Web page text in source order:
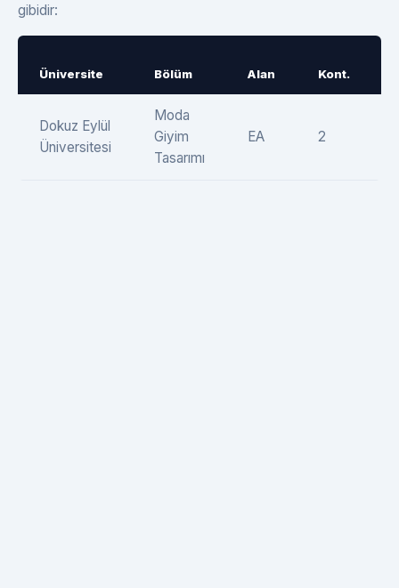
gibidir:
Üniversite Bölüm Alan Kont.
Dokuz Eylül
Üniversitesi
Moda
Giyim
Tasarımı
EA 2